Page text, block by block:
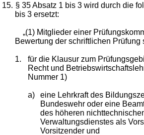
15. § 35 Absatz 1 bis 3 wird durch die
bis 3 ersetzt:
„(1) Mitglieder einer
Bewertung der schriftlichen Prüfung
1.
für die Klausur zum
Recht und
Nummer 1)
a)
eine Lehrkraft des
Bundeswehr oder eine
des höheren
Verwaltungsdienstes als
Vorsitzender und